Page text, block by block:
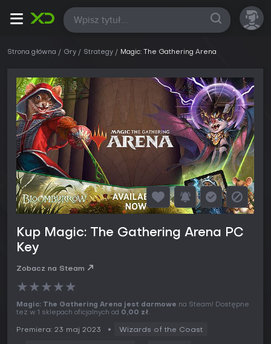
Wszystkie
Strona główna Gry Strategy Magic: The Gathering Arena
Kup Magic: The Gathering Arena PC
Key
Zobacz na Steam
★★★★★
Magic: The Gathering Arena jest darmowe na Steam! Dostępne
też w 1 sklepach oficjalnych od 0,00 zł.
Premiera: 23 maj 2023 Wizards of the Coast